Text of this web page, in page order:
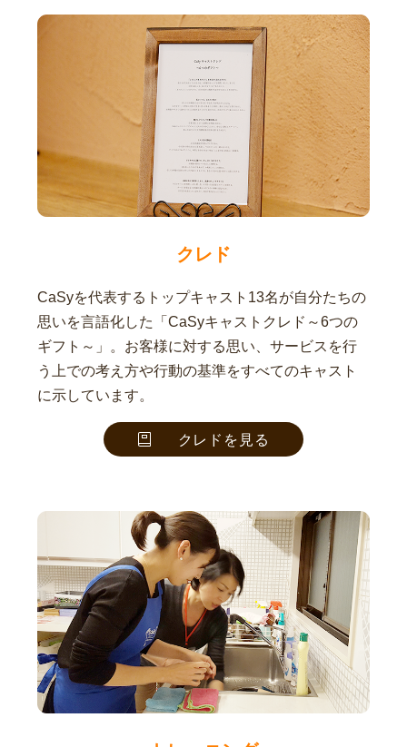
クレド
CaSyを代表するトップキャスト13名が自分たちの
思いを言語化した「CaSyキャストクレド～6つの
ギフト～」。お客様に対する思い、サービスを行
う上での考え方や行動の基準をすべてのキャスト
に示しています。
クレドを見る